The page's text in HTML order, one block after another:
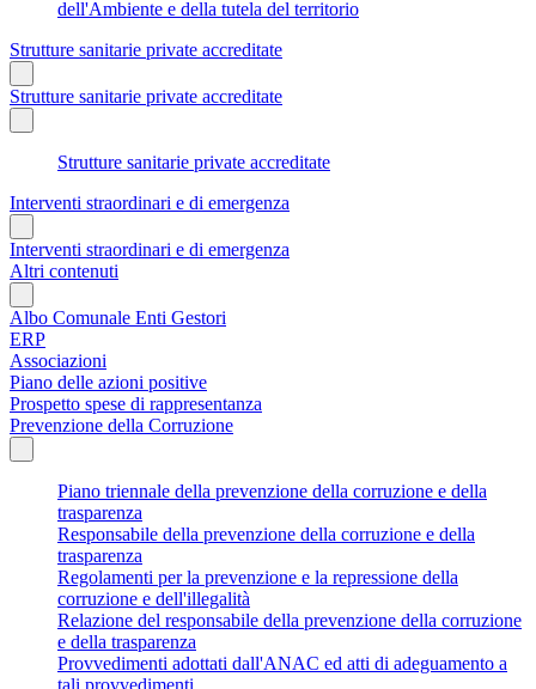
dell'Ambiente e della tutela del territorio
Strutture sanitarie private accreditate
Strutture sanitarie private accreditate
Strutture sanitarie private accreditate
Interventi straordinari e di emergenza
Interventi straordinari e di emergenza
Altri contenuti
Albo Comunale Enti Gestori
ERP
Associazioni
Piano delle azioni positive
Prospetto spese di rappresentanza
Prevenzione della Corruzione
Piano triennale della prevenzione della corruzione e della
trasparenza
Responsabile della prevenzione della corruzione e della
trasparenza
Regolamenti per la prevenzione e la repressione della
corruzione e dell'illegalità
Relazione del responsabile della prevenzione della corruzione
e della trasparenza
Provvedimenti adottati dall'ANAC ed atti di adeguamento a
tali provvedimenti